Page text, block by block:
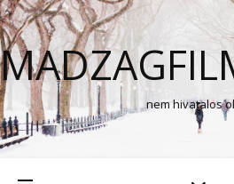
nem hivatalos